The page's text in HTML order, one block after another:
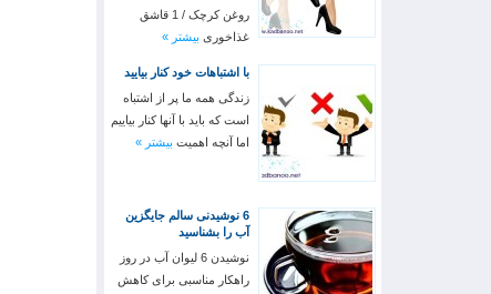
روغن کرچک / 1 قاشق
غذاخوری بیشتر »
با اشتباهات خود کنار بیایید
زندگی همه ما پر از اشتباه
است که باید با آنها کنار بیاییم
اما آنچه اهمیت بیشتر »
6 نوشیدنی سالم جایگزین
آب را بشناسید
نوشیدن 6 لیوان آب در روز
راهکار مناسبی برای کاهش